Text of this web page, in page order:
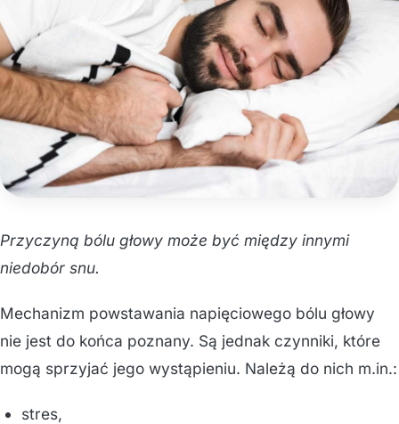
Przyczyną bólu głowy może być między innymi
niedobór snu.
Mechanizm powstawania napięciowego bólu głowy
nie jest do końca poznany. Są jednak czynniki, które
mogą sprzyjać jego wystąpieniu. Należą do nich m.in.:
stres,